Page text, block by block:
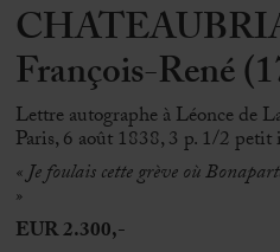
François-René
Lettre autographe à Léonce de
Paris, 6 août 1838, 3 p. 1/2
« Je foulais cette grève où
»
EUR 2.300,-